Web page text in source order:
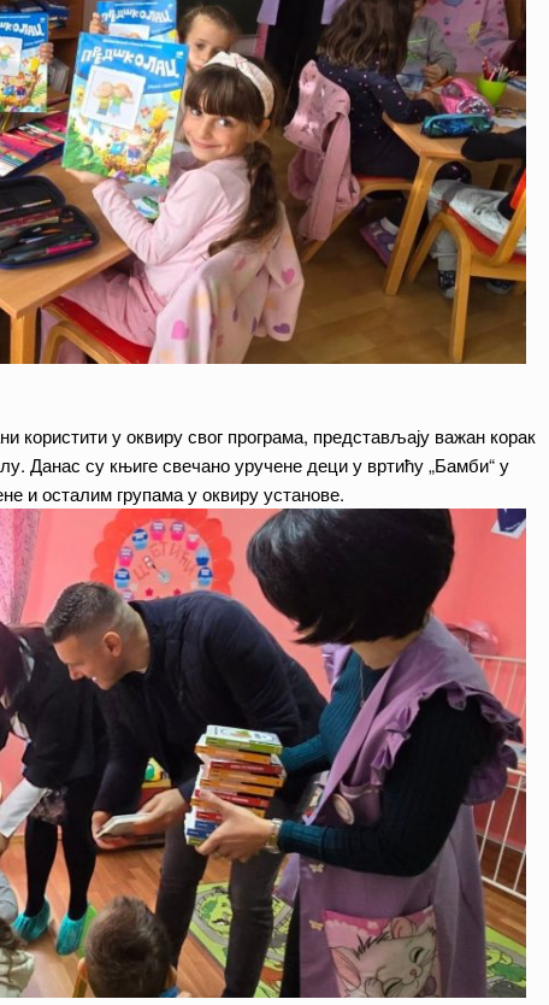
користити у оквиру свог програма, представљају важан корак
Данас су књиге свечано уручене деци у вртићу „Бамби“ у
и осталим групама у оквиру установе.